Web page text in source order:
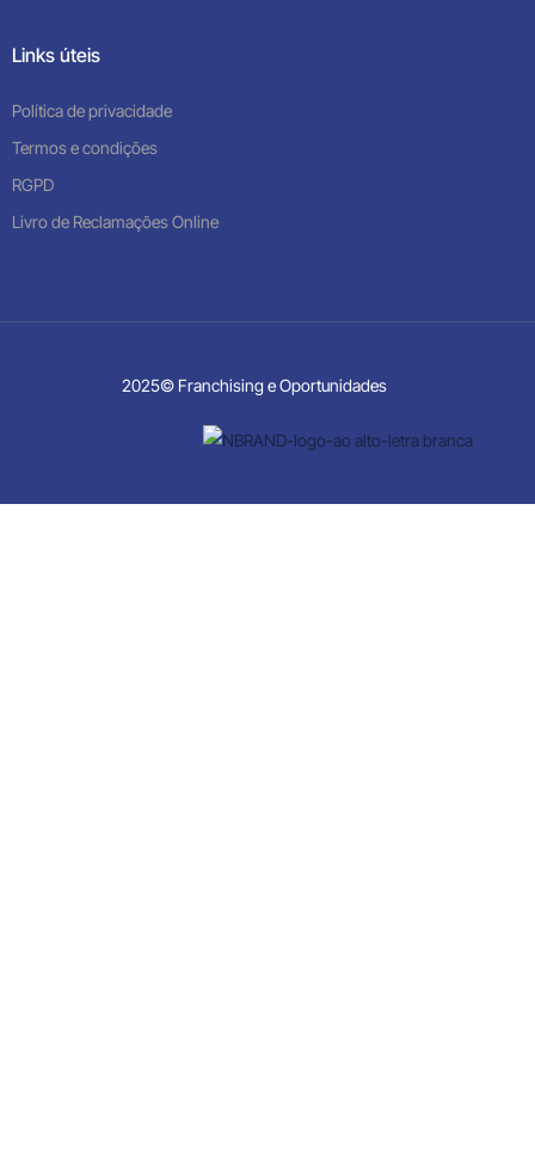
Links úteis
Política de privacidade
Termos e condições
RGPD
Livro de Reclamações Online
2025© Franchising e Oportunidades